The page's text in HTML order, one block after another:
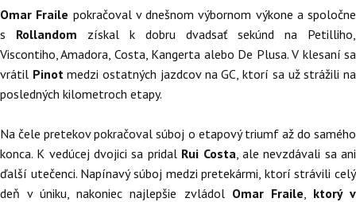
Omar Fraile pokračoval v dnešnom výbornom výkone a spoločne
s Rollandom získal k dobru dvadsať sekúnd na Petilliho,
Viscontiho, Amadora, Costa, Kangerta alebo De Plusa. V klesaní sa
vrátil Pinot medzi ostatných jazdcov na GC, ktorí sa už strážili na
posledných kilometroch etapy.
Na čele pretekov pokračoval súboj o etapový triumf až do samého
konca. K vedúcej dvojici sa pridal Rui Costa , ale nevzdávali sa ani
ďalší utečenci. Napínavý súboj medzi pretekármi, ktorí strávili celý
deň v úniku, nakoniec najlepšie zvládol Omar Fraile
ktorý v